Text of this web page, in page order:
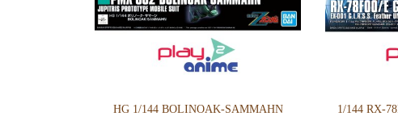
HG 1/144 BOLINOAK-SAMMAHN